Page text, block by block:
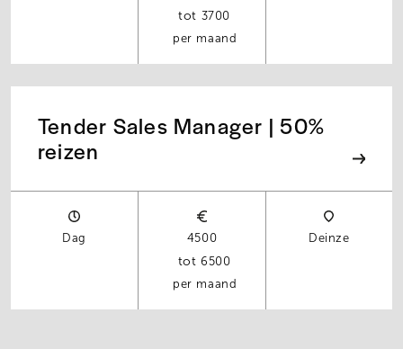
3700
per maand
Tender Sales Manager | 50%
reizen
Dag
4500
6500
per maand
Deinze